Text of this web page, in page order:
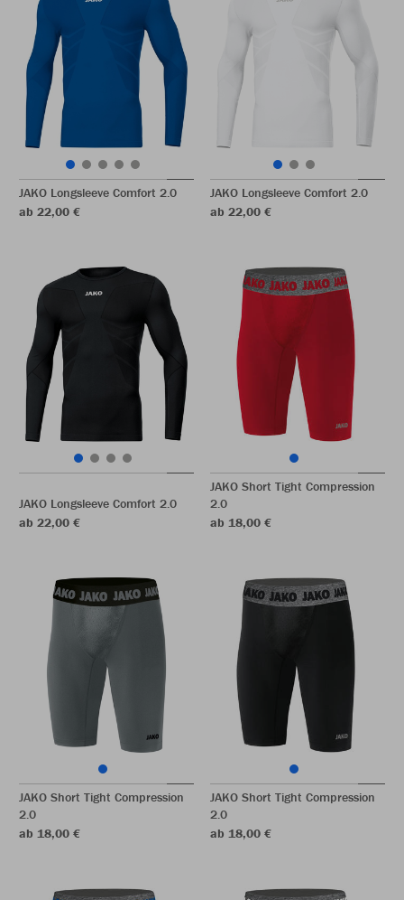
JAKO Longsleeve Comfort 2.0
ab 22,00 €
JAKO Longsleeve Comfort 2.0
ab 22,00 €
JAKO Longsleeve Comfort 2.0
ab 22,00 €
JAKO Short Tight Compression
2.0
ab 18,00 €
JAKO Short Tight Compression
2.0
ab 18,00 €
JAKO Short Tight Compression
2.0
ab 18,00 €